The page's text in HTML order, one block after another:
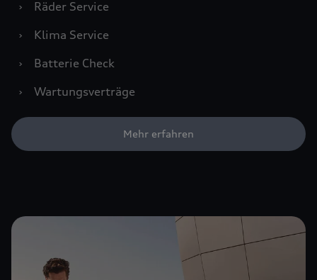
›
Räder Service
›
Klima Service
›
Batterie Check
›
Wartungsverträge
Mehr erfahren